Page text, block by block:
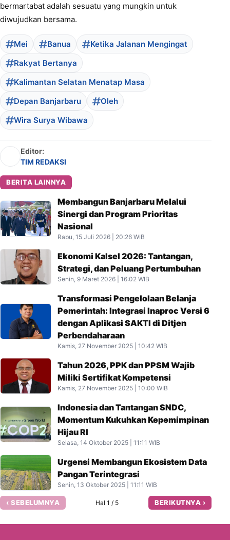
bermartabat adalah sesuatu yang mungkin untuk
diwujudkan bersama.
Mei Banua
Ketika Jalanan Mengingat
Rakyat Bertanya
Kalimantan Selatan Menatap Masa
Depan Banjarbaru
Oleh
Wira Surya Wibawa
Editor:
TIM REDAKSI
BERITA LAINNYA
Membangun Banjarbaru Melalui
Sinergi dan Program Prioritas
Nasional
Rabu, 15 Juli 2026 | 20:26 WIB
Ekonomi Kalsel 2026: Tantangan,
Strategi, dan Peluang Pertumbuhan
Senin, 9 Maret 2026 | 16:02 WIB
Transformasi Pengelolaan Belanja
Pemerintah: Integrasi Inaproc Versi 6
dengan Aplikasi SAKTI di Ditjen
Perbendaharaan
Kamis, 27 November 2025 | 10:42 WIB
Tahun 2026, PPK dan PPSM Wajib
Miliki Sertifikat Kompetensi
Kamis, 27 November 2025 | 10:00 WIB
Indonesia dan Tantangan SNDC,
Momentum Kukuhkan Kepemimpinan
Hijau RI
Selasa, 14 Oktober 2025 | 11:11 WIB
Urgensi Membangun Ekosistem Data
Pangan Terintegrasi
Senin, 13 Oktober 2025 | 11:11 WIB
‹ SEBELUMNYA Hal 1 / 5 BERIKUTNYA ›